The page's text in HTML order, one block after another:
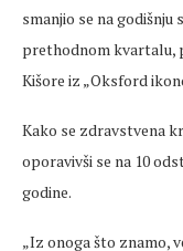
smanjio se na godišnju
prethodnom kvartalu,
Kišore iz „Oksford
Kako se zdravstvena
oporavivši se na 10
godine.
„Iz onoga što znamo,